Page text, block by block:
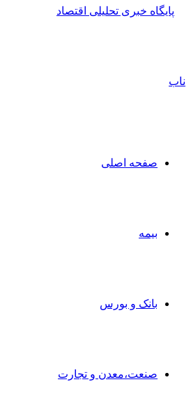
صفحه اصلی
بیمه
بانک و بورس
صنعت،معدن و تجارت